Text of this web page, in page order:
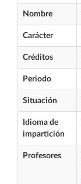
Nombre
Carácter
Créditos
Periodo
Situación
Idioma de
impartición
Profesores